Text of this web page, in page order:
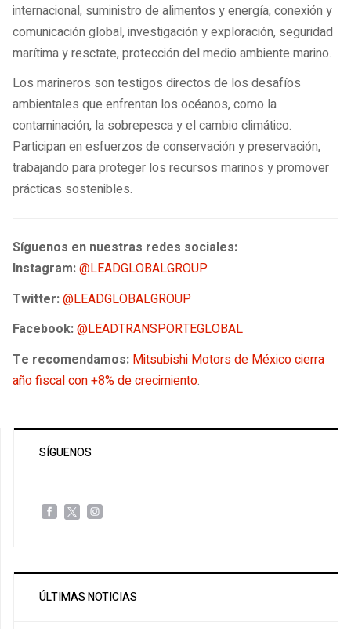
internacional, suministro de alimentos y energía, conexión y
comunicación global, investigación y exploración, seguridad
marítima y resctate, protección del medio ambiente marino.
Los marineros son testigos directos de los desafíos
ambientales que enfrentan los océanos, como la
contaminación, la sobrepesca y el cambio climático.
Participan en esfuerzos de conservación y preservación,
trabajando para proteger los recursos marinos y promover
prácticas sostenibles.
Síguenos en nuestras redes sociales:
Instagram:@LEADGLOBALGROUP
Twitter:@LEADGLOBALGROUP
Facebook:@LEADTRANSPORTEGLOBAL
Te recomendamos: Mitsubishi Motors de México cierra
año fiscal con +8% de crecimiento.
SÍGUENOS
ÚLTIMAS NOTICIAS